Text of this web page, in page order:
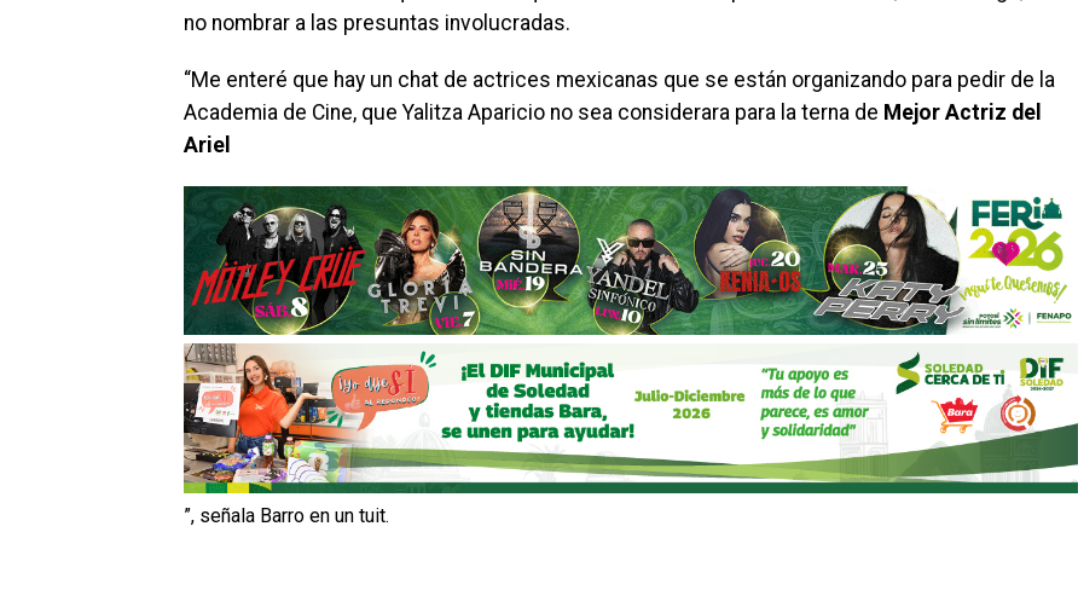
no nombrar a las presuntas involucradas.
“Me enteré que hay un chat de actrices mexicanas que se están organizando para pedir de la
Academia de Cine, que Yalitza Aparicio no sea considerara para la terna de Mejor Actriz del
Ariel
”, señala Barro en un tuit.